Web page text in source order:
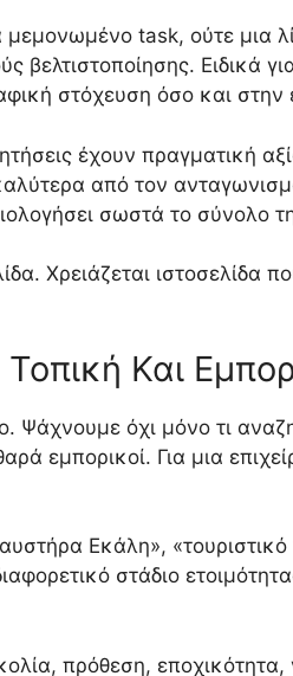
task, ούτε μια
βελτιστοποίησης. Ειδικά
στόχευση όσο και
έχουν πραγματική
από τον
σωστά το σύνολο
Χρειάζεται ιστοσελίδα
Και
Ψάχνουμε όχι μόνο τι
εμπορικοί. Για μια
Εκάλη»,
στάδιο
πρόθεση,